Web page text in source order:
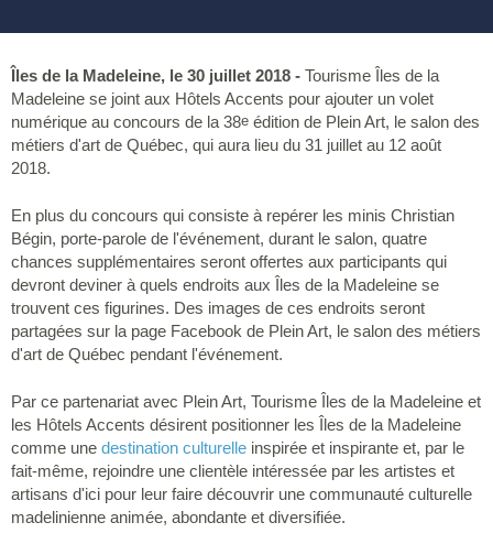
Îles de la Madeleine, le 30 juillet 2018 - Tourisme Îles de la
Madeleine se joint aux Hôtels Accents pour ajouter un volet
numérique au concours de la 38e édition de Plein Art, le salon des
métiers d'art de Québec, qui aura lieu du 31 juillet au 12 août
2018.
En plus du concours qui consiste à repérer les minis Christian
Bégin, porte-parole de l'événement, durant le salon, quatre
chances supplémentaires seront offertes aux participants qui
devront deviner à quels endroits aux Îles de la Madeleine se
trouvent ces figurines. Des images de ces endroits seront
partagées sur la page Facebook de Plein Art, le salon des métiers
d'art de Québec pendant l'événement.
Par ce partenariat avec Plein Art, Tourisme Îles de la Madeleine et
les Hôtels Accents désirent positionner les Îles de la Madeleine
comme une destination culturelle inspirée et inspirante et, par le
fait-même, rejoindre une clientèle intéressée par les artistes et
artisans d'ici pour leur faire découvrir une communauté culturelle
madelinienne animée, abondante et diversifiée.